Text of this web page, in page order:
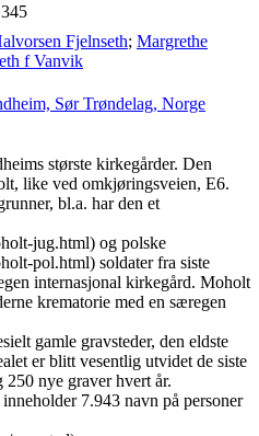
Fjelnseth; Margrethe
f Vanvik
Sør Trøndelag, Norge
største kirkegårder. Den
like ved omkjøringsveien, E6.
bl.a. har den et
jug.html) og polske
pol.html) soldater fra siste
internasjonal kirkegård. Moholt
krematorie med en særegen
gamle gravsteder, den eldste
er blitt vesentlig utvidet de siste
nye graver hvert år.
7.943 navn på personer